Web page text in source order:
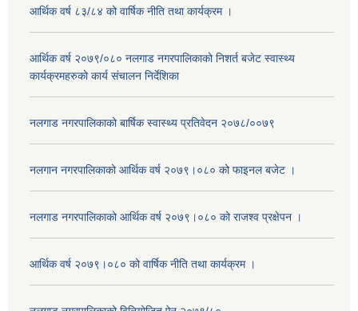
आर्थिक वर्ष ८३/८४ को वार्षिक नीति तथा कार्यक्रम ।
आर्थिक वर्ष २०७९/०८० नलगाड नगरपालिकाको निशर्त बजेट स्वास्थ्य
कार्यक्रमहरुको कार्य संचालन निर्देशिका
नलगाड नगरपालिकाको बार्षिक स्वास्थ्य प्रतिवेदन २०७८/००७९
नलगान नगरपालिकाको आर्थिक वर्ष २०७९।०८० को फाइनल बजेट ।
नलगाड नगरपालिकाको आर्थिक वर्ष २०७९।०८० को राजश्व प्रक्षेपन ।
आर्थिक वर्ष २०७९।०८० को वार्षिक नीति तथा कार्यक्रम ।